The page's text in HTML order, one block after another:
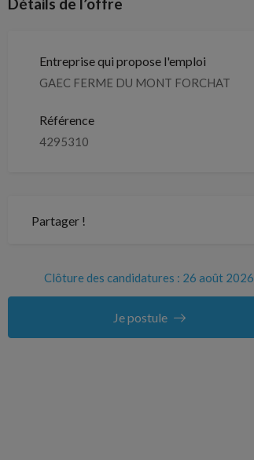
Entreprise qui propose l'emploi
GAEC FERME DU MONT FORCHAT
Référence
4295310
Partager !
Clôture des candidatures : 26 août 2026
Je postule